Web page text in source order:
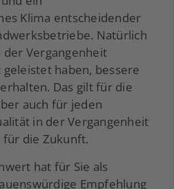
Klima entscheidender
Natürlich
Vergangenheit
haben, bessere
Das gilt für die
auch für jeden
in der Vergangenheit
die Zukunft.
hat für Sie als
Empfehlung